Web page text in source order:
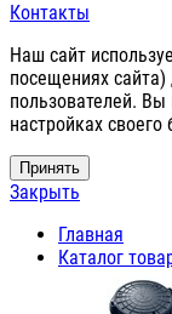
Контакты
Наш сайт
посещениях сайта)
пользователей.
настройках своего
Принять
Закрыть
Главная
Каталог